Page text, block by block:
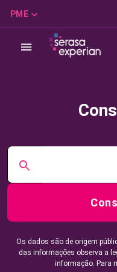
PME
Os dados são de origem
das informações observa a
informação. Para